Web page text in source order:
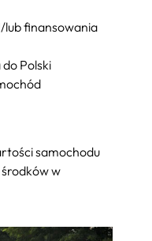
lub finansowania
Polski
samochodu
w